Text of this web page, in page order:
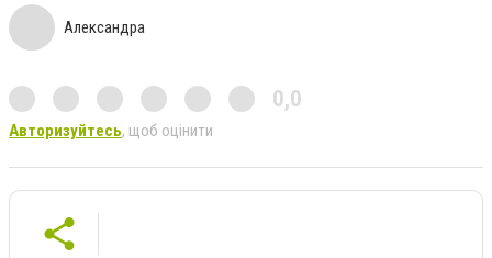
Александра
0,0
Авторизуйтесь, щоб оцінити